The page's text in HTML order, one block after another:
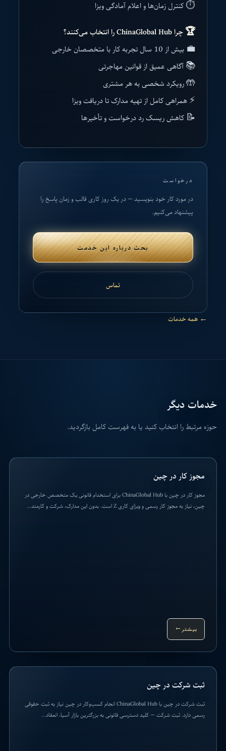
⏱️ کنترل زمان‌ها و اعلام آمادگی ویزا
🏆 چرا ChinaGlobal Hub را انتخاب می‌کنند؟
💼 بیش از 10 سال تجربه کار با متخصصان خارجی
📚 آگاهی عمیق از قوانین مهاجرتی
🤲 رویکرد شخصی به هر مشتری
⚡ همراهی کامل از تهیه مدارک تا دریافت ویزا
📝 کاهش ریسک رد درخواست و تأخیرها
درخواست
در مورد کار خود بنویسید — در یک روز کاری قالب و زمان پاسخ را
پیشنهاد می‌کنیم.
بحث درباره این خدمت
تماس
← همه خدمات
خدمات دیگر
حوزه مرتبط را انتخاب کنید یا به فهرست کامل بازگردید.
مجوز کار در چین
مجوز کار در چین با ChinaGlobal Hub برای استخدام قانونی یک متخصص خارجی در
چین، نیاز به مجوز کار رسمی و ویزای کاری Z است. بدون این مدارک، شرکت و کارمند...
بیشتر→
ثبت شرکت در چین
ثبت شرکت در چین با ChinaGlobal Hub انجام کسب‌وکار در چین نیاز به ثبت حقوقی
رسمی دارد. ثبت شرکت — کلید دسترسی قانونی به بزرگترین بازار آسیا، انعقاد...